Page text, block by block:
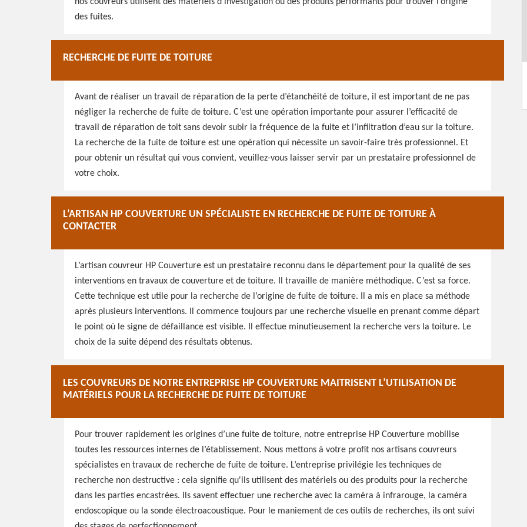
des fuites.
RECHERCHE DE FUITE DE TOITURE
Avant de réaliser un travail de réparation de la perte d’étanchéité de toiture, il est important de ne pas
négliger la recherche de fuite de toiture. C’est une opération importante pour assurer l’efficacité de
travail de réparation de toit sans devoir subir la fréquence de la fuite et l’infiltration d’eau sur la toiture.
La recherche de la fuite de toiture est une opération qui nécessite un savoir-faire très professionnel. Et
pour obtenir un résultat qui vous convient, veuillez-vous laisser servir par un prestataire professionnel de
votre choix.
L’ARTISAN HP COUVERTURE UN SPÉCIALISTE EN RECHERCHE DE FUITE DE TOITURE À
CONTACTER
L’artisan couvreur HP Couverture est un prestataire reconnu dans le département pour la qualité de ses
interventions en travaux de couverture et de toiture. Il travaille de manière méthodique. C’est sa force.
Cette technique est utile pour la recherche de l’origine de fuite de toiture. Il a mis en place sa méthode
après plusieurs interventions. Il commence toujours par une recherche visuelle en prenant comme départ
le point où le signe de défaillance est visible. Il effectue minutieusement la recherche vers la toiture. Le
choix de la suite dépend des résultats obtenus.
LES COUVREURS DE NOTRE ENTREPRISE HP COUVERTURE MAITRISENT L’UTILISATION DE
MATÉRIELS POUR LA RECHERCHE DE FUITE DE TOITURE
Pour trouver rapidement les origines d’une fuite de toiture, notre entreprise HP Couverture mobilise
toutes les ressources internes de l’établissement. Nous mettons à votre profit nos artisans couvreurs
spécialistes en travaux de recherche de fuite de toiture. L’entreprise privilégie les techniques de
recherche non destructive : cela signifie qu'ils utilisent des matériels ou des produits pour la recherche
dans les parties encastrées. Ils savent effectuer une recherche avec la caméra à infrarouge, la caméra
endoscopique ou la sonde électroacoustique. Pour le maniement de ces outils de recherches, ils ont suivi